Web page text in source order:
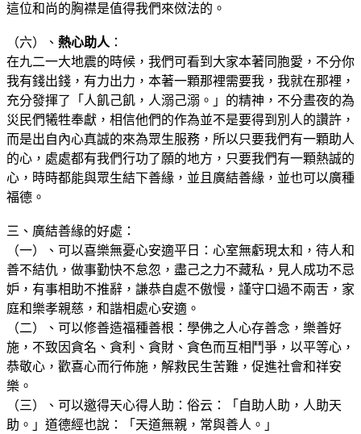
這位和尚的胸襟是值得我們來傚法的。
（六）、 熱心助人 ：
在九二一大地震的時候，我們可看到大家本著同胞愛，不分你
我有錢出錢，有力出力，本著一顆那裡需要我，我就在那裡，
充分發揮了「人飢己飢，人溺己溺。」的精神，不分晝夜的為
災民們犧牲奉獻，相信他們的作為並不是要得到別人的讚許，
而是出自內心真誠的來為眾生服務，所以只要我們有一顆助人
的心，處處都有我們行功了願的地方，只要我們有一顆熱誠的
心，時時都能與眾生結下善緣，並且廣結善緣，並也可以廣種
福德。
三、廣結善緣的好處：
（一）、可以喜樂無憂心安適平日：心室無虧現太和，待人和
善不結仇，做事勤快不怠忽，盡己之力不藏私，見人成功不忌
妒，有事相助不推辭，謙恭自處不傲慢，謹守口過不兩舌，家
庭和樂孝親慈，和諧相處心安適。
（二）、可以修善造福種善根：學佛之人心存善念，樂善好
施，不致因貪名、貪利、貪財、貪色而互相鬥爭，以平等心，
恭敬心，歡喜心而行佈施，解救民生苦難，促進社會和祥安
樂。
（三）、可以邀得天心得人助：俗云：「自助人助，人助天
助。」道德經也說：「天道無親，常與善人。」